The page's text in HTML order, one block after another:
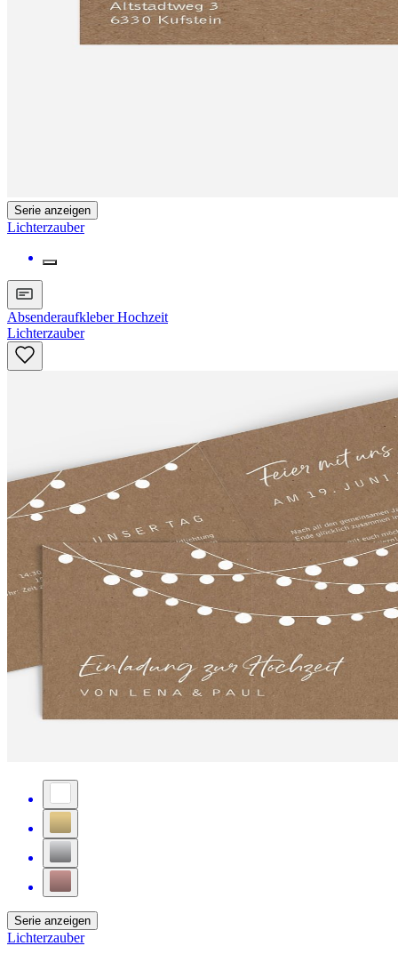
Serie anzeigen
Lichterzauber
Absenderaufkleber Hochzeit
Lichterzauber
Serie anzeigen
Lichterzauber